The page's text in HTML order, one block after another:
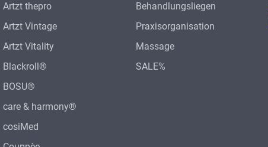
Gymnastikmatte ohne Gurt
Artzt thepro
Artzt Vintage
Artzt Vitality
Blackroll®
BOSU®
care & harmony®
cosiMed
Behandlungsliegen
Praxisorganisation
Massage
SALE%